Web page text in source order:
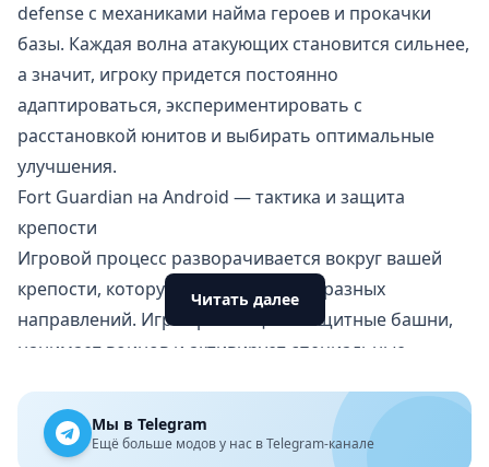
defense с механиками найма героев и прокачки
базы. Каждая волна атакующих становится сильнее,
а значит, игроку придется постоянно
адаптироваться, экспериментировать с
расстановкой юнитов и выбирать оптимальные
улучшения.
Fort Guardian на Android — тактика и защита
крепости
Игровой процесс разворачивается вокруг вашей
крепости, которую атакуют враги с разных
направлений. Игрок размещает защитные башни,
нанимает воинов и активирует специальные
Каждый юнит обладает уникальными
характеристиками: одни эффективны против
Читать далее
Мы в Telegram
Ещё больше модов у нас в Telegram-канале